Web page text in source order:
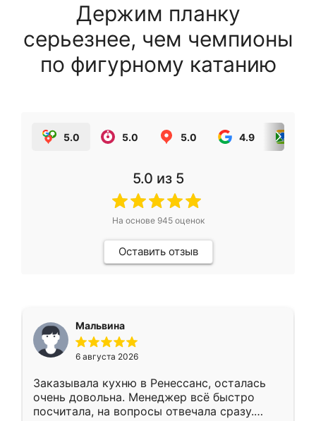
Держим планку
серьезнее, чем чемпионы
по фигурному катанию
5.0 5.0 5.0 4.9
5.0 из 5
На основе 945оценок
Оставить отзыв
Мальвина
6 августа 2026
Заказывала кухню в Ренессанс, осталась
очень довольна. Менеджер всё быстро
посчитала, на вопросы отвечала сразу.